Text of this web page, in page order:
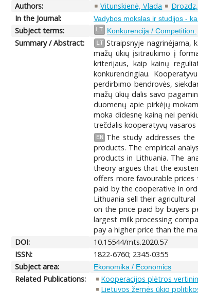
Authors:
Vitunskienė, Vlada
In the Journal:
Vadybos mokslas ir studijos -
Subject terms:
LT Konkurencija / Competition.
Summary / Abstract: LT Straipsnyje nagrinėjama,
mažų ūkių įsitraukimo į
kriterijaus, kaip kainų
konkurencingiau.
perdirbimo bendrovės,
mažų ūkių dalis savo
duomenų apie pirkėjų
moka didesnę kainą nei
trečdalis kooperatyvų
EN
The study addresses
products. The empirical
products in Lithuania. The
theory argues that the
offers more favourable
paid by the cooperative in
Lithuania sell their
on the price paid by buyers
largest milk processing
pay a higher price than the
DOI:
10.15544/mts.2020.57
ISSN:
1822-6760; 2345-0355
Subject area:
Ekonomika / Economics
Related Publications: Kooperacijos plėtros
Lietuvos žemės ūkio